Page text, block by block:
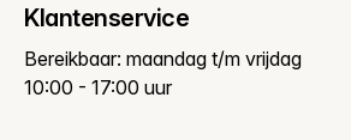
Klantenservice
Bereikbaar: maandag t/m vrijdag
10:00 - 17:00 uur